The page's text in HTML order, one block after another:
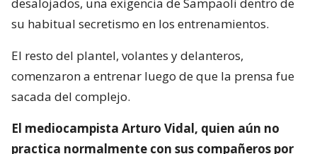
su habitual secretismo en los entrenamientos.
El resto del plantel, volantes y delanteros,
comenzaron a entrenar luego de que la prensa fue
sacada del complejo.
El mediocampista Arturo Vidal, quien aún no
practica normalmente con sus compañeros por